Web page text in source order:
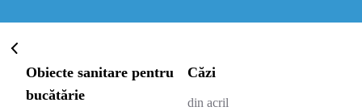
Obiecte sanitare pentru
bucătărie
Căzi
din acril